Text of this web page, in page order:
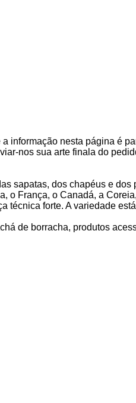
informação nesta página é
nos sua arte finala do
sapatas, dos chapéus e dos
o França, o Canadá, a
técnica forte. A variedade
de borracha, produtos